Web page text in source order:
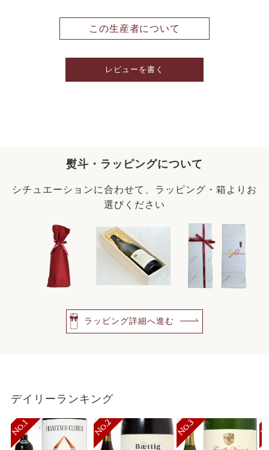
この生産者について
レビューを書く
熨斗・ラッピングについて
シチュエーションに合わせて、ラッピング・箱よりお
選びください
ラッピング詳細へ進む
デイリーランキング